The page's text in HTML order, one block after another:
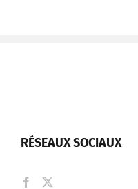
RÉSEAUX SOCIAUX